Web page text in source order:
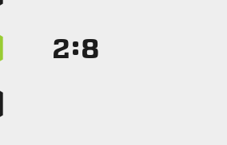
: